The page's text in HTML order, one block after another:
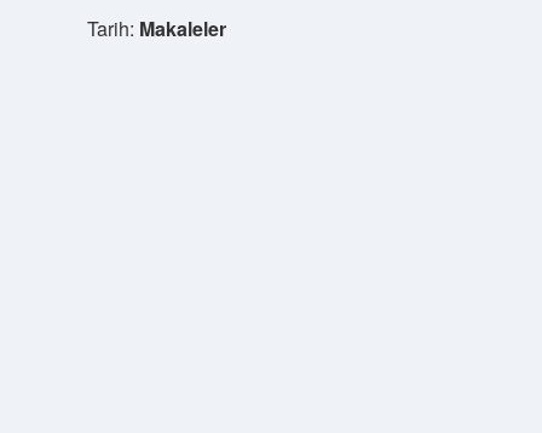
Tarih: Makaleler